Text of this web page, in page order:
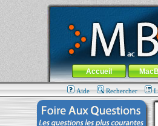
MacBook-fr.com : 100% Apple... 100%
Aller au contenu-Aller au
Menu général
Accueil
Aide Rechercher